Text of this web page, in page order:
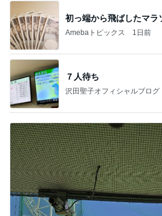
初っ端から飛ばしたマラ
Amebaトピックス 1日前
７人待ち
沢田聖子オフィシャルブログ